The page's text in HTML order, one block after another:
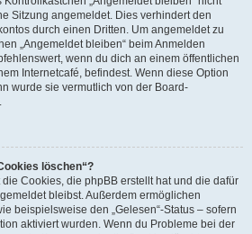
Sitzung angemeldet. Dies verhindert den
durch einen Dritten. Um angemeldet zu
„Angemeldet bleiben“ beim Anmelden
wenn du dich an einem öffentlichen
Internetcafé, befindest. Wenn diese Option
wurde sie vermutlich von der Board-
löschen“?
die Cookies, die phpBB erstellt hat und die dafür
bleibst. Außerdem ermöglichen
beispielsweise den „Gelesen“-Status – sofern
aktiviert wurden. Wenn du Probleme bei der